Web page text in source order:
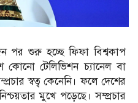
পর শুরু হচ্ছে ফিফা বিশ্বকাপ
টেলিভিশন চ্যানেল বা
স্বত্ব কেনেনি। ফলে দেশের
মুখে পড়েছে। সম্প্রচার